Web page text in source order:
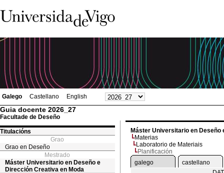
Galego Castellano English
Guia docente 2026_27
Facultade de Deseño
Titulacións
Grao
Grao en Deseño
Mestrado
Máster Universitario en Deseño e
Dirección Creativa en Moda
Máster Universitario en Deseño
Materias
Laboratorio de Materiais
Planificación
galego
castellano